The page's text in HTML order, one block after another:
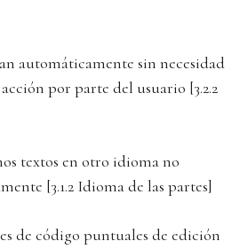
automáticamente sin necesidad
por parte del usuario [3.2.2
textos en otro idioma no
[3.1.2 Idioma de las partes]
de código puntuales de edición